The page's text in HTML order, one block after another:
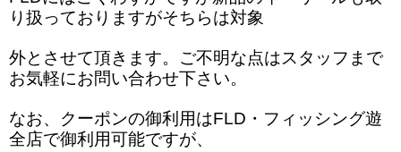
り扱っておりますがそちらは対象
外とさせて頂きます。ご不明な点はスタッフまで
お気軽にお問い合わせ下さい。
なお、クーポンの御利用はFLD・フィッシング遊
全店で御利用可能ですが、